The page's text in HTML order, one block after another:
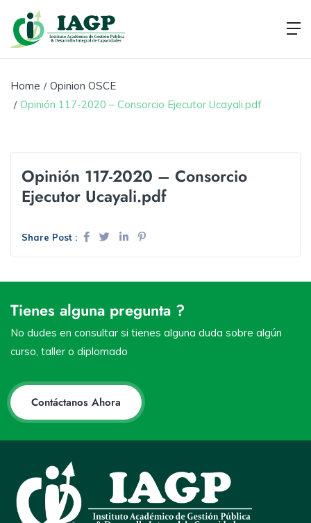
Home
Opinion OSCE
Opinión 117-2020 – Consorcio Ejecutor Ucayali.pdf
Opinión 117-2020 – Consorcio
Ejecutor Ucayali.pdf
Share Post :
Tienes alguna pregunta ?
No dudes en consultar si tienes alguna duda sobre algún
curso, taller o diplomado
Contáctanos Ahora